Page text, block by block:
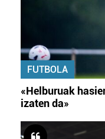
FUTBOLA
«Helburuak
izaten da»